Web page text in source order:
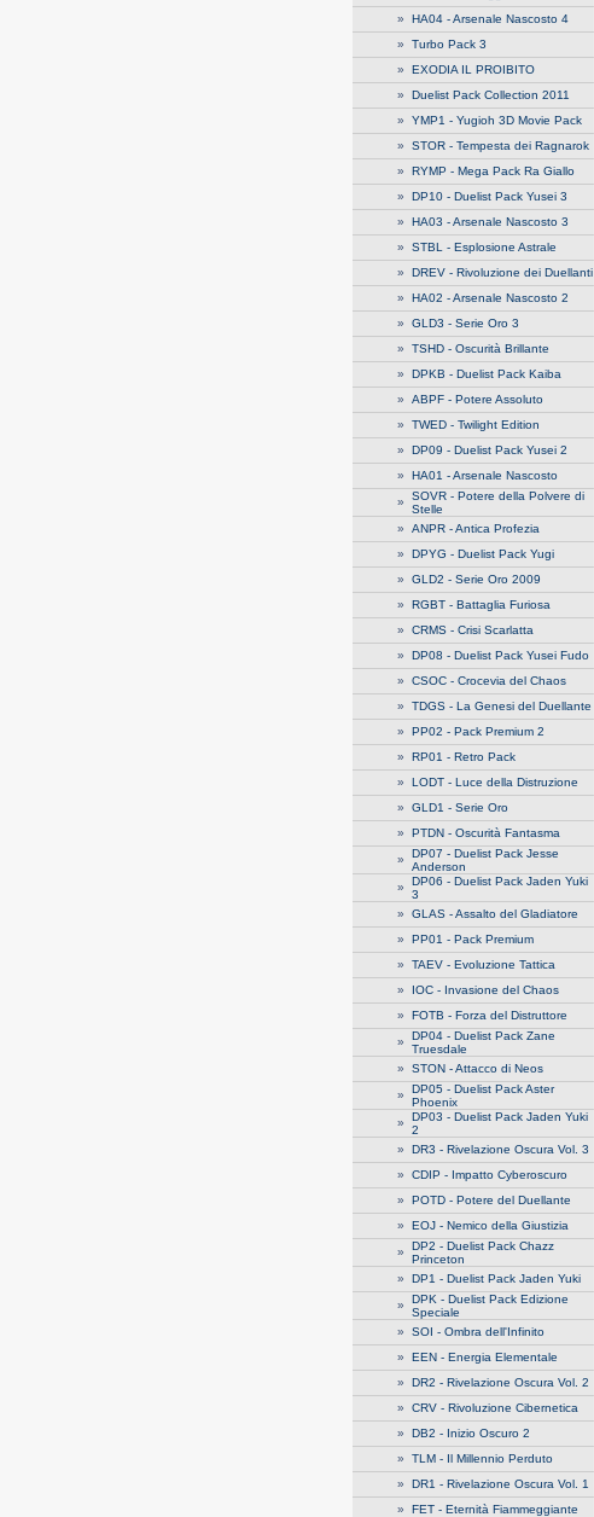
» HA04 - Arsenale Nascosto 4
» Turbo Pack 3
» EXODIA IL PROIBITO
» Duelist Pack Collection 2011
» YMP1 - Yugioh 3D Movie Pack
» STOR - Tempesta dei Ragnarok
» RYMP - Mega Pack Ra Giallo
» DP10 - Duelist Pack Yusei 3
» HA03 - Arsenale Nascosto 3
» STBL - Esplosione Astrale
» DREV - Rivoluzione dei Duellanti
» HA02 - Arsenale Nascosto 2
» GLD3 - Serie Oro 3
» TSHD - Oscurità Brillante
» DPKB - Duelist Pack Kaiba
» ABPF - Potere Assoluto
» TWED - Twilight Edition
» DP09 - Duelist Pack Yusei 2
» HA01 - Arsenale Nascosto
» SOVR - Potere della Polvere di
Stelle
» ANPR - Antica Profezia
» DPYG - Duelist Pack Yugi
» GLD2 - Serie Oro 2009
» RGBT - Battaglia Furiosa
» CRMS - Crisi Scarlatta
» DP08 - Duelist Pack Yusei Fudo
» CSOC - Crocevia del Chaos
» TDGS - La Genesi del Duellante
» PP02 - Pack Premium 2
» RP01 - Retro Pack
» LODT - Luce della Distruzione
» GLD1 - Serie Oro
» PTDN - Oscurità Fantasma
» DP07 - Duelist Pack Jesse
Anderson
» DP06 - Duelist Pack Jaden Yuki
3
» GLAS - Assalto del Gladiatore
» PP01 - Pack Premium
» TAEV - Evoluzione Tattica
» IOC - Invasione del Chaos
» FOTB - Forza del Distruttore
» DP04 - Duelist Pack Zane
Truesdale
» STON - Attacco di Neos
» DP05 - Duelist Pack Aster
Phoenix
» DP03 - Duelist Pack Jaden Yuki
2
» DR3 - Rivelazione Oscura Vol. 3
» CDIP - Impatto Cyberoscuro
» POTD - Potere del Duellante
» EOJ - Nemico della Giustizia
» DP2 - Duelist Pack Chazz
Princeton
» DP1 - Duelist Pack Jaden Yuki
» DPK - Duelist Pack Edizione
Speciale
» SOI - Ombra dell'Infinito
» EEN - Energia Elementale
» DR2 - Rivelazione Oscura Vol. 2
» CRV - Rivoluzione Cibernetica
» DB2 - Inizio Oscuro 2
» TLM - Il Millennio Perduto
» DR1 - Rivelazione Oscura Vol. 1
» FET - Eternità Fiammeggiante